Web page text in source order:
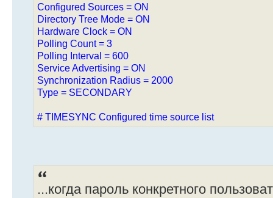
Configured Sources = ON
Directory Tree Mode = ON
Hardware Clock = ON
Polling Count = 3
Polling Interval = 600
Service Advertising = ON
Synchronization Radius = 2000
Type = SECONDARY
# TIMESYNC Configured time source list
...когда пароль конкретного